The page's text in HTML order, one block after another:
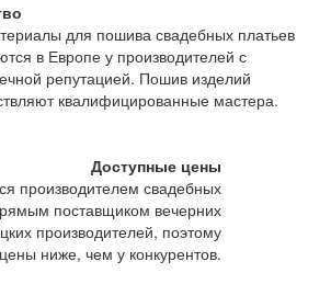
для пошива свадебных платьев
в Европе у производителей с
репутацией. Пошив изделий
квалифицированные мастера.
Доступные цены
производителем свадебных
поставщиком вечерних
производителей, поэтому
ниже, чем у конкурентов.